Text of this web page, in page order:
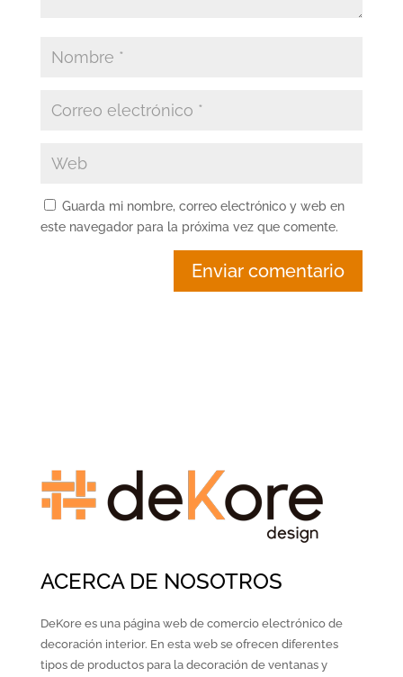
Guarda mi nombre, correo electrónico y web en
este navegador para la próxima vez que comente.
ACERCA DE NOSOTROS
DeKore es una página web de comercio electrónico de
decoración interior. En esta web se ofrecen diferentes
tipos de productos para la decoración de ventanas y